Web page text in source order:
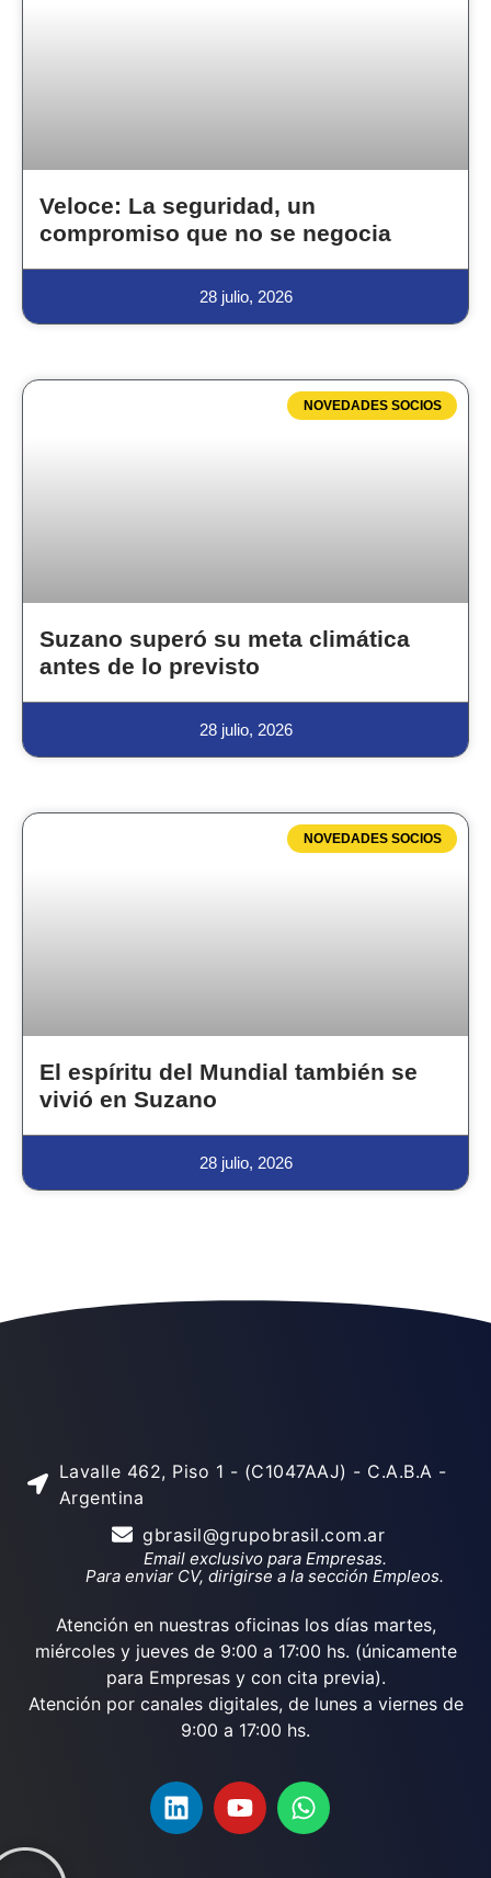
Veloce: La seguridad, un
compromiso que no se negocia
28 julio, 2026
NOVEDADES SOCIOS
Suzano superó su meta climática
antes de lo previsto
28 julio, 2026
NOVEDADES SOCIOS
El espíritu del Mundial también se
vivió en Suzano
28 julio, 2026
Lavalle 462, Piso 1 - (C1047AAJ) - C.A.B.A -
Argentina
gbrasil@grupobrasil.com.ar
Email exclusivo para Empresas.
Para enviar CV, dirigirse a la sección Empleos.
Atención en nuestras oficinas los días martes,
miércoles y jueves de 9:00 a 17:00 hs. (únicamente
para Empresas y con cita previa).
Atención por canales digitales, de lunes a viernes de
9:00 a 17:00 hs.